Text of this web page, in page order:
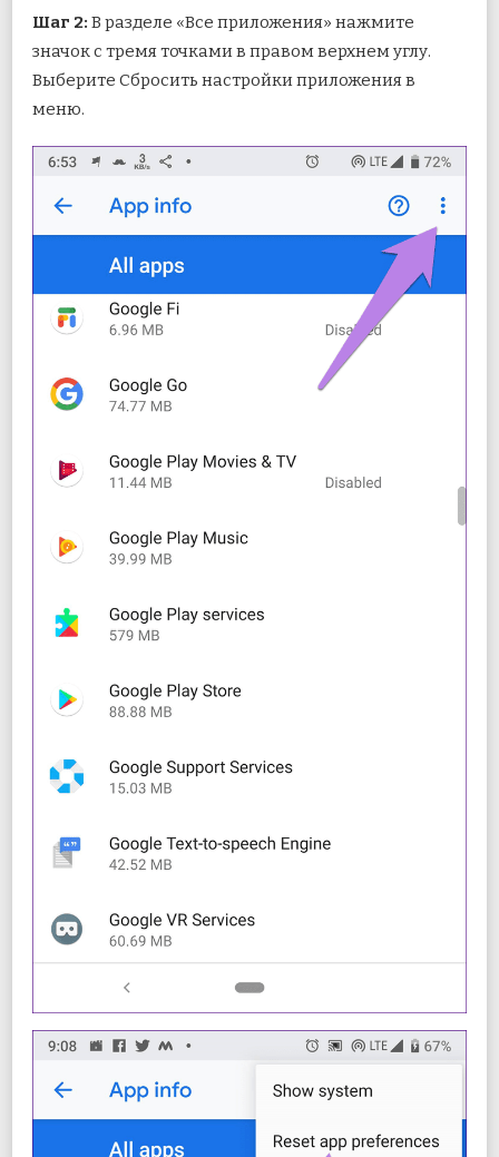
Шаг 2: В разделе «Все приложения» нажмите
значок с тремя точками в правом верхнем углу.
Выберите Сбросить настройки приложения в
меню.